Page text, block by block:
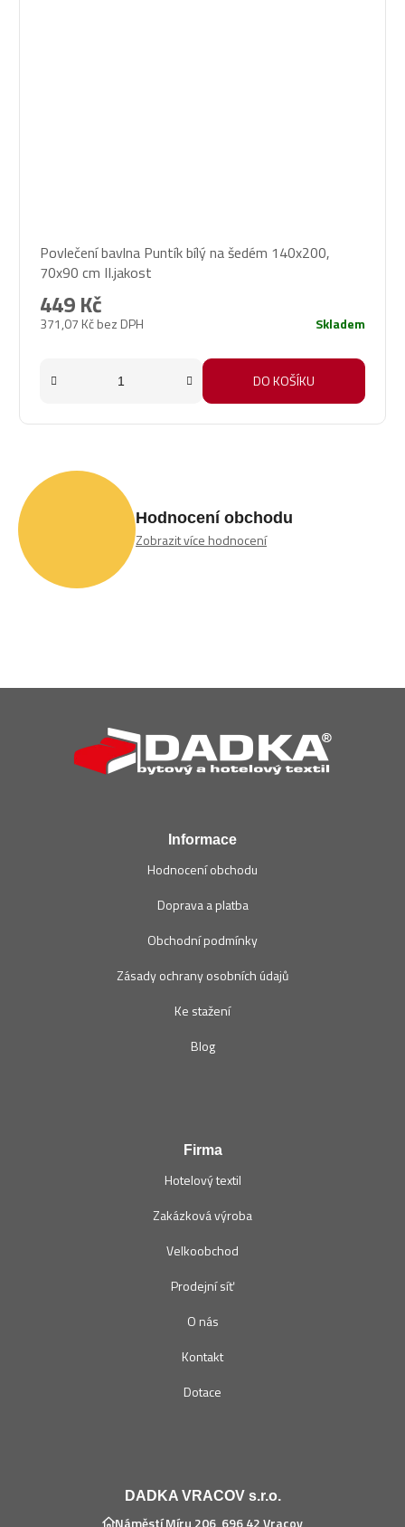
Povlečení bavlna Puntík bílý na šedém 140x200,
70x90 cm II.jakost
371,07 Kč bez DPH
449 Kč
Skladem
DO KOŠÍKU
Hodnocení obchodu
Zobrazit více hodnocení
Informace
Hodnocení obchodu
Doprava a platba
Obchodní podmínky
Zásady ochrany osobních údajů
Ke stažení
Blog
Firma
Hotelový textil
Zakázková výroba
Velkoobchod
Prodejní síť
O nás
Kontakt
Dotace
DADKA VRACOV s.r.o.
Náměstí Míru 206, 696 42 Vracov